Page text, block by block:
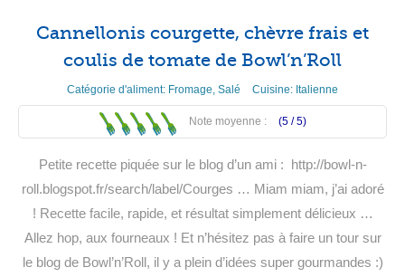
Cannellonis courgette, chèvre frais et
coulis de tomate de Bowl’n’Roll
Catégorie d'aliment: Fromage Salé Cuisine: Italienne
Note moyenne : (5 /5)
Petite recette piquée sur le blog d’un ami : http://bowl-n-
roll.blogspot.fr/search/label/Courges … Miam miam, j’ai adoré
! Recette facile, rapide, et résultat simplement délicieux …
Allez hop, aux fourneaux ! Et n’hésitez pas à faire un tour sur
le blog de Bowl’n’Roll, il y a plein d’idées super gourmandes :)